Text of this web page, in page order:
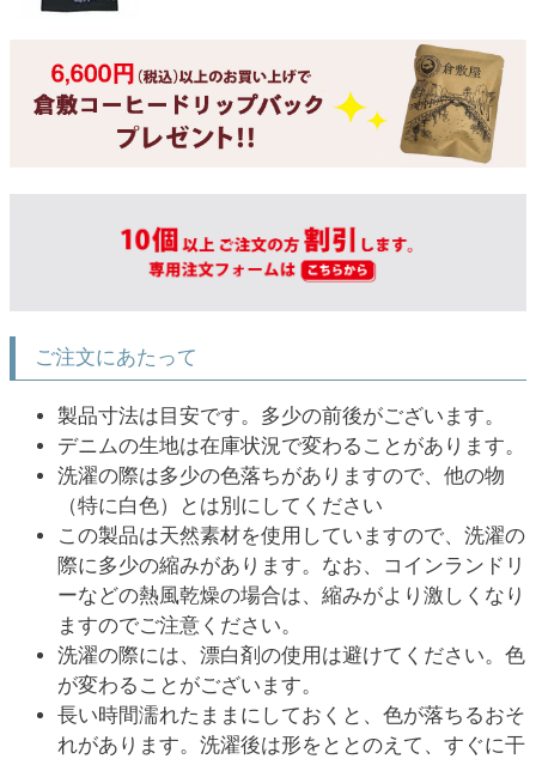
ご注文にあたって
製品寸法は目安です。多少の前後がございます。
デニムの生地は在庫状況で変わることがあります。
洗濯の際は多少の色落ちがありますので、他の物
（特に白色）とは別にしてください
この製品は天然素材を使用していますので、洗濯の
際に多少の縮みがあります。なお、コインランドリ
ーなどの熱風乾燥の場合は、縮みがより激しくなり
ますのでご注意ください。
洗濯の際には、漂白剤の使用は避けてください。色
が変わることがございます。
長い時間濡れたままにしておくと、色が落ちるおそ
れがあります。洗濯後は形をととのえて、すぐに干